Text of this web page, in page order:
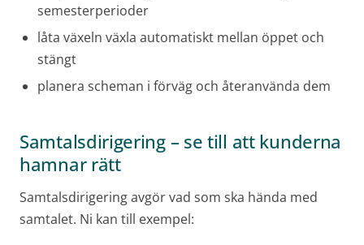
semesterperioder
låta växeln växla automatiskt mellan öppet och
stängt
planera scheman i förväg och återanvända dem
Samtalsdirigering – se till att kunderna
hamnar rätt
Samtalsdirigering avgör vad som ska hända med
samtalet. Ni kan till exempel: